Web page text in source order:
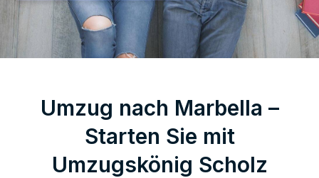
Umzug nach Marbella –
Starten Sie mit
Umzugskönig Scholz